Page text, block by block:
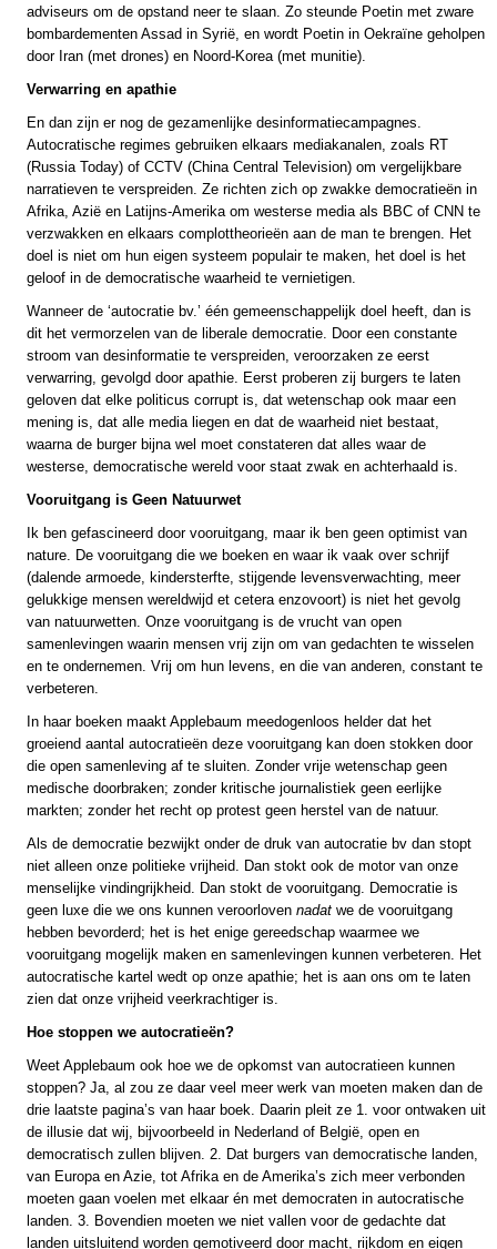
adviseurs om de opstand neer te slaan. Zo steunde Poetin met zware
bombardementen Assad in Syrië, en wordt Poetin in Oekraïne geholpen
door Iran (met drones) en Noord-Korea (met munitie).
Verwarring en apathie
En dan zijn er nog de gezamenlijke desinformatiecampagnes.
Autocratische regimes gebruiken elkaars mediakanalen, zoals RT
(Russia Today) of CCTV (China Central Television) om vergelijkbare
narratieven te verspreiden. Ze richten zich op zwakke democratieën in
Afrika, Azië en Latijns-Amerika om westerse media als BBC of CNN te
verzwakken en elkaars complottheorieën aan de man te brengen. Het
doel is niet om hun eigen systeem populair te maken, het doel is het
geloof in de democratische waarheid te vernietigen.
Wanneer de ‘autocratie bv.’ één gemeenschappelijk doel heeft, dan is
dit het vermorzelen van de liberale democratie. Door een constante
stroom van desinformatie te verspreiden, veroorzaken ze eerst
verwarring, gevolgd door apathie. Eerst proberen zij burgers te laten
geloven dat elke politicus corrupt is, dat wetenschap ook maar een
mening is, dat alle media liegen en dat de waarheid niet bestaat,
waarna de burger bijna wel moet constateren dat alles waar de
westerse, democratische wereld voor staat zwak en achterhaald is.
Vooruitgang is Geen Natuurwet
Ik ben gefascineerd door vooruitgang, maar ik ben geen optimist van
nature. De vooruitgang die we boeken en waar ik vaak over schrijf
(dalende armoede, kindersterfte, stijgende levensverwachting, meer
gelukkige mensen wereldwijd et cetera enzovoort) is niet het gevolg
van natuurwetten. Onze vooruitgang is de vrucht van open
samenlevingen waarin mensen vrij zijn om van gedachten te wisselen
en te ondernemen. Vrij om hun levens, en die van anderen, constant te
verbeteren.
In haar boeken maakt Applebaum meedogenloos helder dat het
groeiend aantal autocratieën deze vooruitgang kan doen stokken door
die open samenleving af te sluiten. Zonder vrije wetenschap geen
medische doorbraken; zonder kritische journalistiek geen eerlijke
markten; zonder het recht op protest geen herstel van de natuur.
Als de democratie bezwijkt onder de druk van autocratie bv dan stopt
niet alleen onze politieke vrijheid. Dan stokt ook de motor van onze
menselijke vindingrijkheid. Dan stokt de vooruitgang. Democratie is
geen luxe die we ons kunnen veroorloven nadat we de vooruitgang
hebben bevorderd; het is het enige gereedschap waarmee we
vooruitgang mogelijk maken en samenlevingen kunnen verbeteren. Het
autocratische kartel wedt op onze apathie; het is aan ons om te laten
zien dat onze vrijheid veerkrachtiger is.
Hoe stoppen we autocratieën?
Weet Applebaum ook hoe we de opkomst van autocratieen kunnen
stoppen? Ja, al zou ze daar veel meer werk van moeten maken dan de
drie laatste pagina’s van haar boek. Daarin pleit ze 1. voor ontwaken uit
de illusie dat wij, bijvoorbeeld in Nederland of België, open en
democratisch zullen blijven. 2. Dat burgers van democratische landen,
van Europa en Azie, tot Afrika en de Amerika’s zich meer verbonden
moeten gaan voelen met elkaar én met democraten in autocratische
landen. 3. Bovendien moeten we niet vallen voor de gedachte dat
landen uitsluitend worden gemotiveerd door macht, rijkdom en eigen